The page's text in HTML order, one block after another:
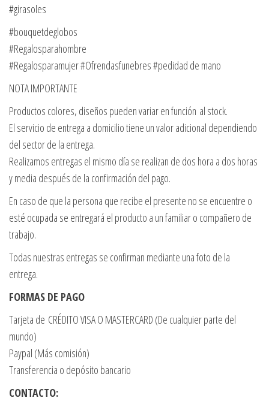
#girasoles
#bouquetdeglobos
#Regalosparahombre
#Regalosparamujer #Ofrendasfunebres #pedidad de mano
NOTA IMPORTANTE
Productos colores, diseños pueden variar en función al stock.
El servicio de entrega a domicilio tiene un valor adicional dependiendo
del sector de la entrega.
Realizamos entregas el mismo día se realizan de dos hora a dos horas
y media después de la confirmación del pago.
En caso de que la persona que recibe el presente no se encuentre o
esté ocupada se entregará el producto a un familiar o compañero de
trabajo.
Todas nuestras entregas se confirman mediante una foto de la
entrega.
FORMAS DE PAGO
Tarjeta de CRÉDITO VISA O MASTERCARD (De cualquier parte del
mundo)
Paypal (Más comisión)
Transferencia o depósito bancario
CONTACTO: